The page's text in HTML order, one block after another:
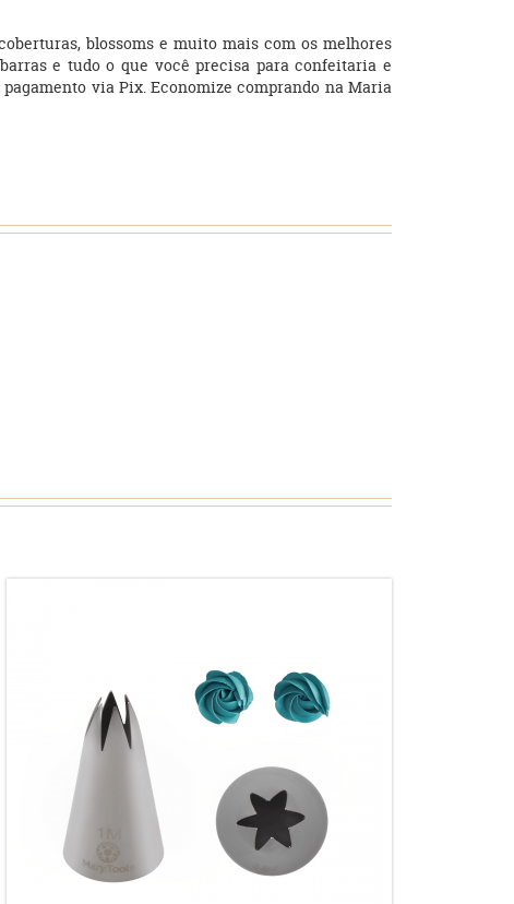
blossoms e muito mais com os melhores
e tudo o que você precisa para confeitaria e
via Pix. Economize comprando na Maria